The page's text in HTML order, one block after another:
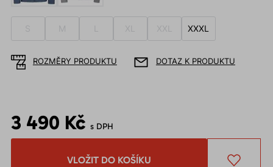
S M XL XXL XXXL
ROZMĚRY PRODUKTU DOTAZ K PRODUKTU
3 490 Kč s DPH
VLOŽIT DO KOŠÍKU